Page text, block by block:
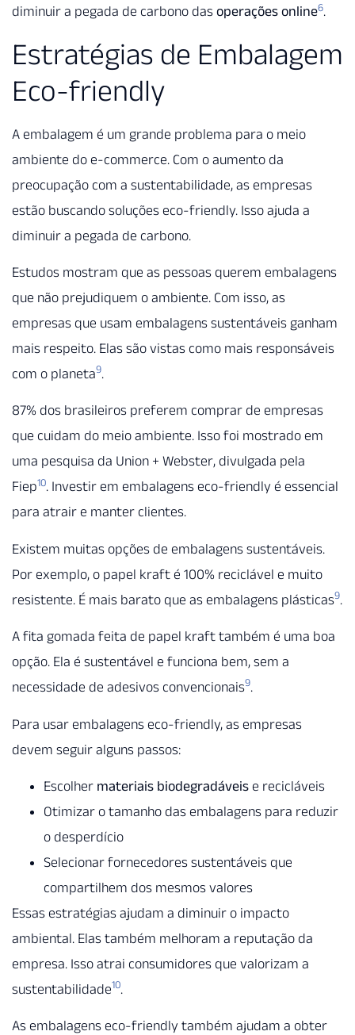
diminuir a pegada de carbono das operações online6.
Estratégias de Embalagem
Eco-friendly
A embalagem é um grande problema para o meio
ambiente do e-commerce. Com o aumento da
preocupação com a sustentabilidade, as empresas
estão buscando soluções eco-friendly. Isso ajuda a
diminuir a pegada de carbono.
Estudos mostram que as pessoas querem embalagens
que não prejudiquem o ambiente. Com isso, as
empresas que usam embalagens sustentáveis ganham
mais respeito. Elas são vistas como mais responsáveis
com o planeta9.
87% dos brasileiros preferem comprar de empresas
que cuidam do meio ambiente. Isso foi mostrado em
uma pesquisa da Union + Webster, divulgada pela
Fiep10. Investir em embalagens eco-friendly é essencial
para atrair e manter clientes.
Existem muitas opções de embalagens sustentáveis.
Por exemplo, o papel kraft é 100% reciclável e muito
resistente. É mais barato que as embalagens plásticas9.
A fita gomada feita de papel kraft também é uma boa
opção. Ela é sustentável e funciona bem, sem a
necessidade de adesivos convencionais9.
Para usar embalagens eco-friendly, as empresas
devem seguir alguns passos:
Escolher materiais biodegradáveis e recicláveis
Otimizar o tamanho das embalagens para reduzir
o desperdício
Selecionar fornecedores sustentáveis que
compartilhem dos mesmos valores
Essas estratégias ajudam a diminuir o impacto
ambiental. Elas também melhoram a reputação da
empresa. Isso atrai consumidores que valorizam a
sustentabilidade10.
As embalagens eco-friendly também ajudam a obter